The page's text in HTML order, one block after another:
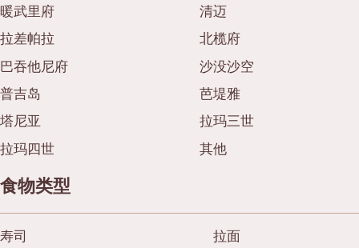
暖武里府
清迈
拉差帕拉
北榄府
巴吞他尼府
沙没沙空
普吉岛
芭堤雅
塔尼亚
拉玛三世
拉玛四世
其他
食物类型
寿司
拉面